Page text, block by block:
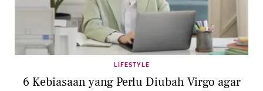
LIFESTYLE
6 Kebiasaan yang Perlu Diubah Virgo agar